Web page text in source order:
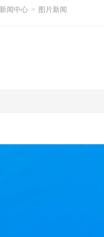
新闻中心 > 图片新闻